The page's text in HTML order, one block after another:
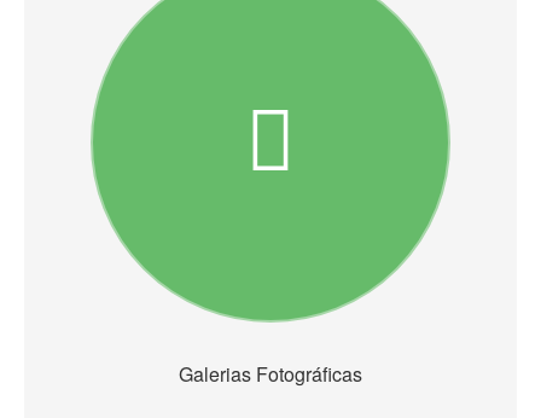
Galerias Fotográficas